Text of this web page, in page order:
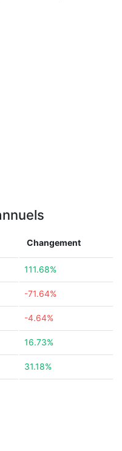
Changement
111.68%
-71.64%
-4.64%
16.73%
31.18%